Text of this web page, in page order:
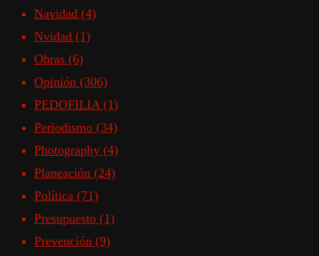
Navidad (4)
Nvidad (1)
Obras (6)
Opinión (306)
PEDOFILIA (1)
Periodismo (34)
Photography (4)
Planeación (24)
Política (71)
Presupuesto (1)
Prevención (9)